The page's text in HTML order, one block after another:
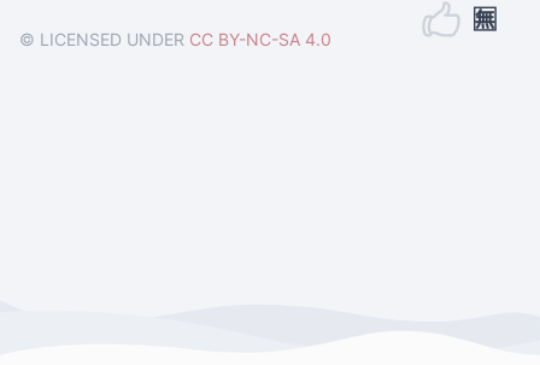
© LICENSED UNDER CC BY-NC-SA 4.0
🈚